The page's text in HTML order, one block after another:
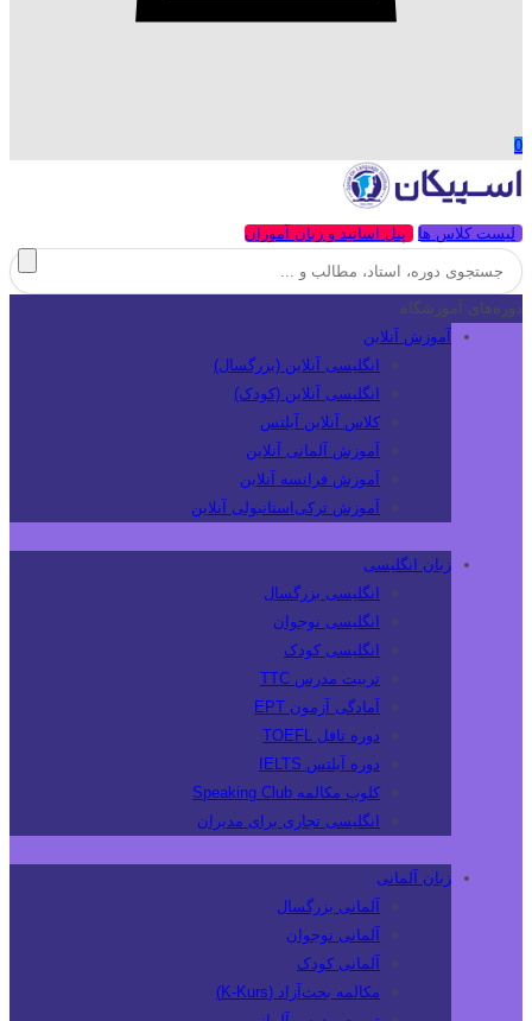
0
لیست کلاس ها پنل اساتید و زبان آموزان
دوره‌های آموزشگاه
آموزش آنلاین
انگلیسی آنلاین (بزرگسال)
انگلیسی آنلاین (کودک)
کلاس آنلاین آیلتس
آموزش آلمانی آنلاین
آموزش فرانسه آنلاین
آموزش ترکی‌استانبولی آنلاین
زبان انگلیسی
انگلیسی بزرگسال
انگلیسی نوجوان
انگلیسی کودک
تربیت مدرس TTC
آمادگی آزمون EPT
دوره تافل TOEFL
دوره آیلتس IELTS
کلوپ مکالمه Speaking Club
انگلیسی تجاری برای مدیران
زبان آلمانی
آلمانی بزرگسال
آلمانی نوجوان
آلمانی کودک
مکالمه بحث‌آزاد (K-Kurs)